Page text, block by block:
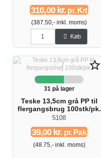
310,00 kr. pr. Krt
(387.50,- inkl. moms)
Køb
star_border
31 på lager
Teske 13,5cm grå PP til
flergangsbrug 100stk/pk.
5108
39,00 kr.pr. Pak
(48.75,- inkl. moms)